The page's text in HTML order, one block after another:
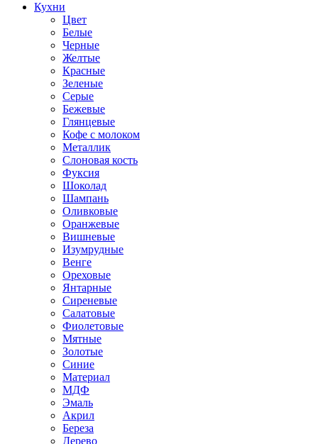
Кухни
Цвет
Белые
Черные
Желтые
Красные
Зеленые
Серые
Бежевые
Глянцевые
Кофе с молоком
Металлик
Слоновая кость
Фуксия
Шоколад
Шампань
Оливковые
Оранжевые
Вишневые
Изумрудные
Венге
Ореховые
Янтарные
Сиреневые
Салатовые
Фиолетовые
Мятные
Золотые
Синие
Материал
МДФ
Эмаль
Акрил
Береза
Дерево